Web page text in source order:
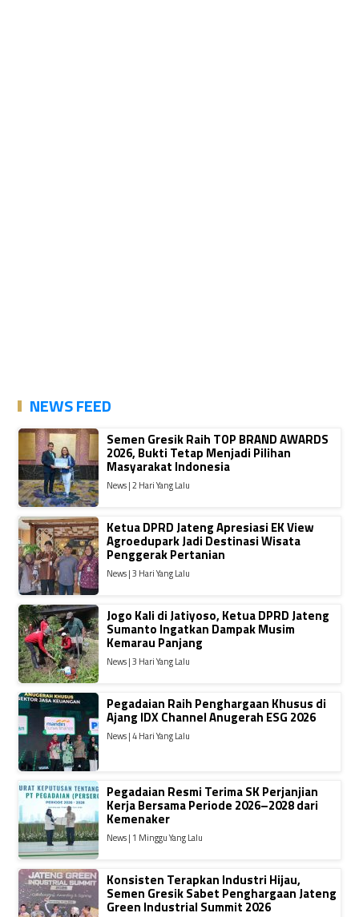
NEWS FEED
Semen Gresik Raih TOP BRAND AWARDS
2026, Bukti Tetap Menjadi Pilihan
Masyarakat Indonesia
News | 2 Hari Yang Lalu
Ketua DPRD Jateng Apresiasi EK View
Agroedupark Jadi Destinasi Wisata
Penggerak Pertanian
News | 3 Hari Yang Lalu
Jogo Kali di Jatiyoso, Ketua DPRD Jateng
Sumanto Ingatkan Dampak Musim
Kemarau Panjang
News | 3 Hari Yang Lalu
Pegadaian Raih Penghargaan Khusus di
Ajang IDX Channel Anugerah ESG 2026
News | 4 Hari Yang Lalu
Pegadaian Resmi Terima SK Perjanjian
Kerja Bersama Periode 2026–2028 dari
Kemenaker
News | 1 Minggu Yang Lalu
Konsisten Terapkan Industri Hijau,
Semen Gresik Sabet Penghargaan Jateng
Green Industrial Summit 2026